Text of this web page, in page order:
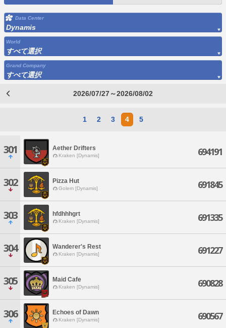
Data Center
Dynamis
World
すべて選択
Grand Company
すべて選択
2026/07/27～2026/08/02
1 2 3 4 5
301 Aether Drifters
Kraken [Dynamis] 694191
302 Pizza Hut
Golem [Dynamis] 691845
303 hfdhhhgrt
Kraken [Dynamis] 691335
304 Wanderer's Rest
Kraken [Dynamis] 691227
305 Maid Cafe
Kraken [Dynamis] 690828
306 Echoes of Dawn
Kraken [Dynamis] 690567